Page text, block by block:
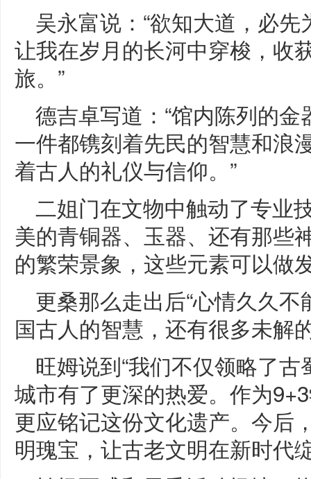
吴永富说：“欲知大道，必
让我在岁月的长河中穿梭，收
旅。”
德吉卓写道：“馆内陈列的
一件都镌刻着先民的智慧和浪
着古人的礼仪与信仰。”
二姐门在文物中触动了专业
美的青铜器、玉器、还有那些
的繁荣景象，这些元素可以做
更桑那么走出后“心情久久
国古人的智慧，还有很多未解
旺姆说到“我们不仅领略了
城市有了更深的热爱。作为
更应铭记这份文化遗产。今后
明瑰宝，让古老文明在新时代